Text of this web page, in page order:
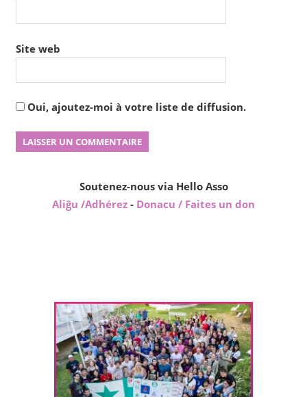
Site web
Oui, ajoutez-moi à votre liste de diffusion.
Soutenez-nous via Hello Asso
Aliĝu /Adhérez - Donacu / Faites un don